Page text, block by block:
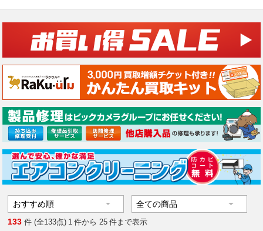
133 件 (全133点) 1 件から 25 件まで表示